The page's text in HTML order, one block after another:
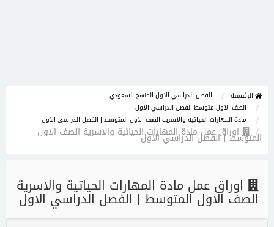
الرئيسية
الفصل الدراسي الاول المنهج السعودي
الصف الاول متوسط الفصل الدراسي الاول
مادة المهارات الحياتية والاسرية الصف الاول المتوسط | الفصل الدراسي الاول
اوراق عمل مادة المهارات الحياتية والاسرية الصف الاول
المتوسط | الفصل الدراسي الاول
اوراق عمل مادة المهارات الحياتية والاسرية
الصف الاول المتوسط | الفصل الدراسي الاول